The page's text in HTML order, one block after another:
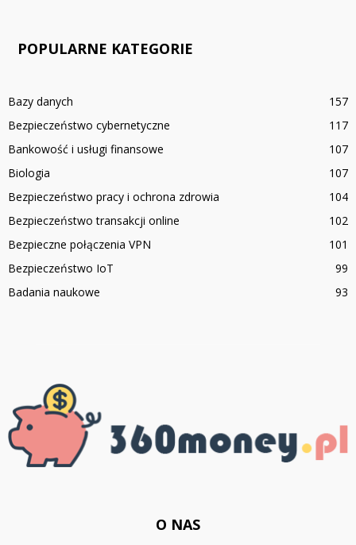
POPULARNE KATEGORIE
Bazy danych
157
Bezpieczeństwo cybernetyczne
117
Bankowość i usługi finansowe
107
Biologia
107
Bezpieczeństwo pracy i ochrona zdrowia
104
Bezpieczeństwo transakcji online
102
Bezpieczne połączenia VPN
101
Bezpieczeństwo IoT
99
Badania naukowe
93
O NAS